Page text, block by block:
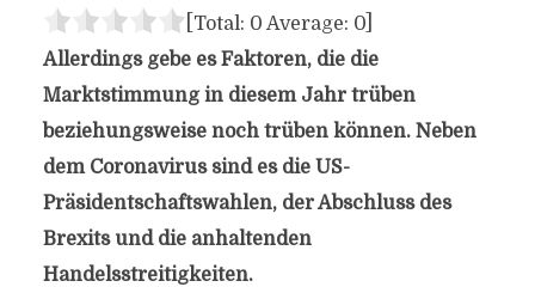
[Total: 0 Average: 0]
Allerdings gebe es Faktoren, die die
Marktstimmung in diesem Jahr trüben
beziehungsweise noch trüben können. Neben
dem Coronavirus sind es die US-
Präsidentschaftswahlen, der Abschluss des
Brexits und die anhaltenden
Handelsstreitigkeiten.